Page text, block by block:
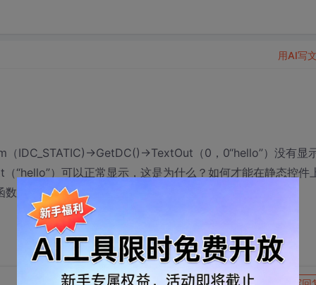
IDC_STATIC)->GetDC()->TextOut（0，0“hello”）没有显
“hello”）可以正常显示，这是为什么？如何才能在静态控件
数有什么含意？
用AI写